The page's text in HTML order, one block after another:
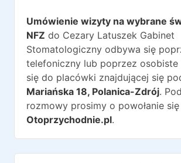
Umówienie wizyty na wybrane
NFZ do Cezary Latuszek Gabinet
Stomatologiczny odbywa się
telefoniczny lub poprzez osobiste
się do placówki znajdującej się
Mariańska 18, Polanica-Zdrój.
rozmowy prosimy o powołanie się
Otoprzychodnie.pl.